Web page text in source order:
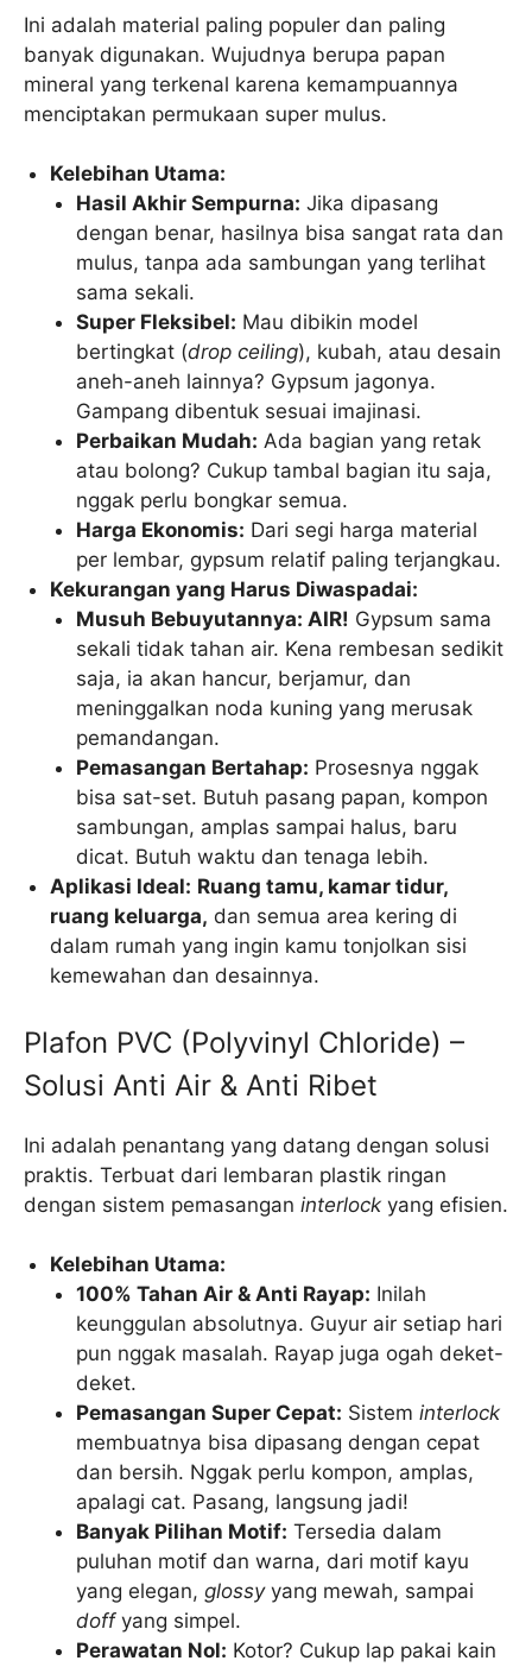
Ini adalah material paling populer dan paling
banyak digunakan. Wujudnya berupa papan
mineral yang terkenal karena kemampuannya
menciptakan permukaan super mulus.
Kelebihan Utama:
Hasil Akhir Sempurna: Jika dipasang
dengan benar, hasilnya bisa sangat rata dan
mulus, tanpa ada sambungan yang terlihat
sama sekali.
Super Fleksibel: Mau dibikin model
bertingkat (drop ceiling), kubah, atau desain
aneh-aneh lainnya? Gypsum jagonya.
Gampang dibentuk sesuai imajinasi.
Perbaikan Mudah: Ada bagian yang retak
atau bolong? Cukup tambal bagian itu saja,
nggak perlu bongkar semua.
Harga Ekonomis: Dari segi harga material
per lembar, gypsum relatif paling terjangkau.
Kekurangan yang Harus Diwaspadai:
Musuh Bebuyutannya: AIR! Gypsum sama
sekali tidak tahan air. Kena rembesan sedikit
saja, ia akan hancur, berjamur, dan
meninggalkan noda kuning yang merusak
pemandangan.
Pemasangan Bertahap: Prosesnya nggak
bisa sat-set. Butuh pasang papan, kompon
sambungan, amplas sampai halus, baru
dicat. Butuh waktu dan tenaga lebih.
Aplikasi Ideal: Ruang tamu, kamar tidur,
ruang keluarga, dan semua area kering di
dalam rumah yang ingin kamu tonjolkan sisi
kemewahan dan desainnya.
Plafon PVC (Polyvinyl Chloride) –
Solusi Anti Air & Anti Ribet
Ini adalah penantang yang datang dengan solusi
praktis. Terbuat dari lembaran plastik ringan
dengan sistem pemasangan interlock yang efisien.
Kelebihan Utama:
100% Tahan Air & Anti Rayap: Inilah
keunggulan absolutnya. Guyur air setiap hari
pun nggak masalah. Rayap juga ogah deket-
deket.
Pemasangan Super Cepat: Sisteminterlock
membuatnya bisa dipasang dengan cepat
dan bersih. Nggak perlu kompon, amplas,
apalagi cat. Pasang, langsung jadi!
Banyak Pilihan Motif: Tersedia dalam
puluhan motif dan warna, dari motif kayu
yang elegan,glossyyang mewah, sampai
doffyang simpel.
Perawatan Nol: Kotor? Cukup lap pakai kain